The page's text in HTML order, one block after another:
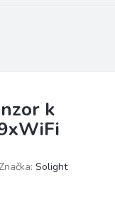
k
Solight